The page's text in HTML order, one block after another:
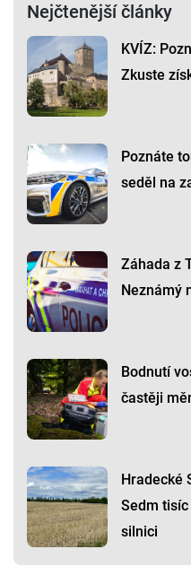
Nejčtenější články
KVÍZ:
Zkuste
Poznáte
seděl na
Záhada z
Neznámý
Bodnutí
častěji
Hradecké
Sedm
silnici